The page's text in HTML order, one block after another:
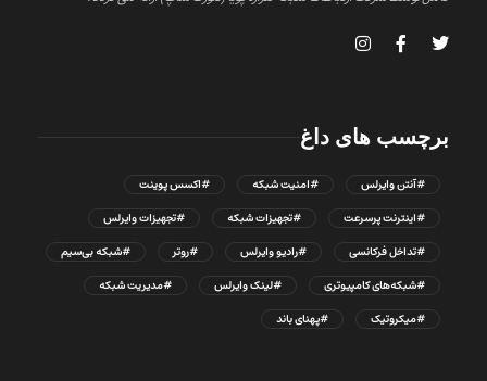
برچسب های داغ
#آنتن وایرلس #امنیت شبکه
#اکسس پوینت
#اینترنت پرسرعت
#تجهیزات شبکه
#تجهیزات وایرلس
#تداخل فرکانسی
#رادیو وایرلس #روتر
#شبکه بی‌سیم
#شبکه‌های کامپیوتری
#لینک وایرلس
#مدیریت شبکه
#میکروتیک
#پهنای باند